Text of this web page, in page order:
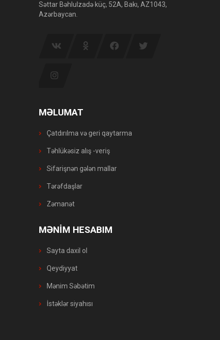
Səttar Bəhlulzadə küç, 52A, Bakı, AZ1043,
Azərbaycan.
MƏLUMAT
Çatdırılma və geri qaytarma
Təhlükəsiz alış -veriş
Sifarişnən gələn mallar
Tərəfdaşlar
Zəmanət
MƏNİM HESABIM
Sayta daxil ol
Qeydiyyat
Mənim Səbətim
İstəklər siyahısı